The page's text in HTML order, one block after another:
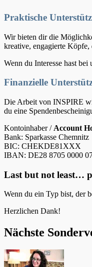
Praktische
Wir bieten dir die
kreative, engagierte
Wenn du Interesse hast bei
Finanzielle
Die Arbeit von INSPIRE
du eine
Kontoinhaber / Account
Bank: Sparkasse Chemnitz
BIC: CHEKDE81XXX
IBAN: DE28 8705 0000
Last but not least…
Wenn du ein Typ bist, der
Herzlichen Dank!
Nächste